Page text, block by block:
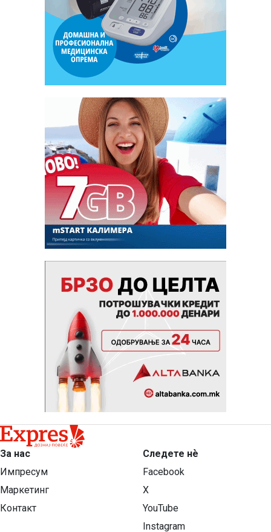
За нас
Импресум
Маркетинг
Контакт
Следете нѐ
Facebook
X
YouTube
Instagram